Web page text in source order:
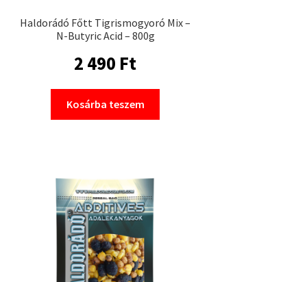
Haldorádó Főtt Tigrismogyoró Mix –
N-Butyric Acid – 800g
2 490 Ft
Kosárba teszem